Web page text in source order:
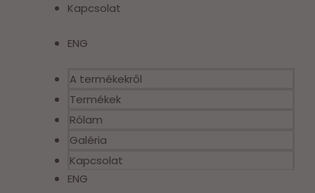
Kapcsolat
ENG
A termékekről
Termékek
Rólam
Galéria
Kapcsolat
ENG